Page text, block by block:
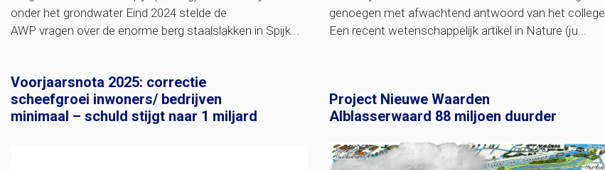
onder het grondwater Eind 2024 stelde de
AWP vragen over de enorme berg staalslakken in Spijk...
genoegen met afwachtend antwoord van het college
Een recent wetenschappelijk artikel in Nature (ju...
Voorjaarsnota 2025: correctie
scheefgroei inwoners/ bedrijven
minimaal – schuld stijgt naar 1 miljard
Project Nieuwe Waarden
Alblasserwaard 88 miljoen duurder